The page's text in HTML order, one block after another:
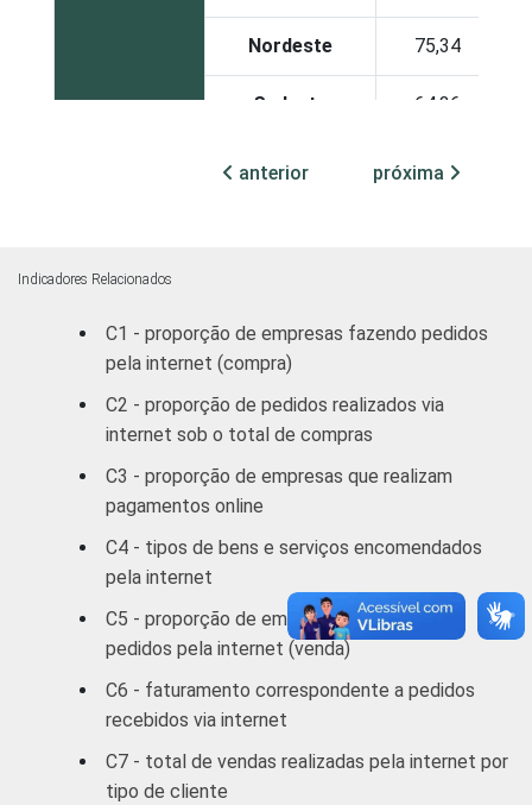
Nordeste 75,34
Sudeste 64,36
Sul 77,43
MERCADOS
ATUAÇÃO -
CNAE
Construção
Comércio/
Reparação de
Autos
Hotel/
83,39
Transp./
Armaz./
Comunicação
Imobiliárias,
anterior próxima
Indicadores Relacionados
C1 - proporção de empresas fazendo pedidos
pela internet (compra)
C2 - proporção de pedidos realizados via
internet sob o total de compras
C3 - proporção de empresas que realizam
pagamentos online
C4 - tipos de bens e serviços encomendados
pela internet
C5 - proporção de empresas recebendo
pedidos pela internet (venda)
C6 - faturamento correspondente a pedidos
recebidos via internet
C7 - total de vendas realizadas pela internet por
tipo de cliente